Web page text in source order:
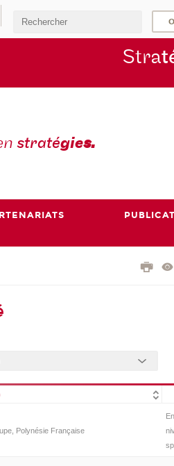
Stra
stratégies.
Polynésie Française